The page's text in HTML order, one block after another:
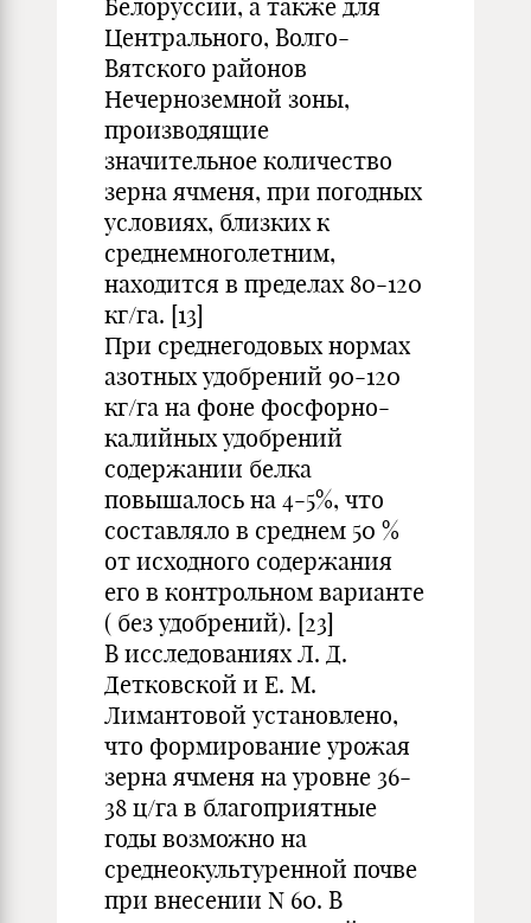
Белоруссии, а также для
Центрального, Волго-
Вятского районов
Нечерноземной зоны,
производящие
значительное количество
зерна ячменя, при погодных
условиях, близких к
среднемноголетним,
находится в пределах 80-120
кг/га. [13]
При среднегодовых нормах
азотных удобрений 90-120
кг/га на фоне фосфорно-
калийных удобрений
содержании белка
повышалось на 4-5%, что
составляло в среднем 50 %
от исходного содержания
его в контрольном варианте
( без удобрений). [23]
В исследованиях Л. Д.
Детковской и Е. М.
Лимантовой установлено,
что формирование урожая
зерна ячменя на уровне 36-
38 ц/га в благоприятные
годы возможно на
среднеокультуренной почве
при внесении N 60. В